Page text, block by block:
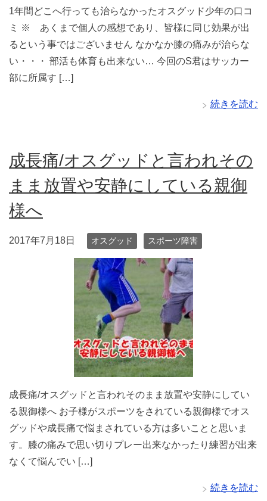
1年間どこへ行っても治らなかったオスグッド少年の口コ
ミ ※ あくまで個人の感想であり、皆様に同じ効果が出
るという事ではございません なかなか膝の痛みが治らな
い・・・ 部活も体育も出来ない… 今回のS君はサッカー
部に所属す […]
続きを読む
成長痛/オスグッドと言われその
まま放置や安静にしている親御
様へ
2017年7月18日 オスグッド スポーツ障害
成長痛/オスグッドと言われそのまま放置や安静にしてい
る親御様へ お子様がスポーツをされている親御様でオス
グッドや成長痛で悩まされている方は多いことと思いま
す。膝の痛みで思い切りプレー出来なかったり練習が出来
なくて悩んでい […]
続きを読む